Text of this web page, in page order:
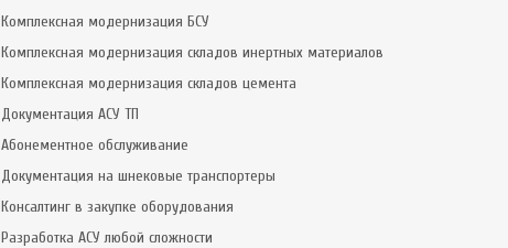
Комплексная модернизация БСУ
Комплексная модернизация складов инертных материалов
Комплексная модернизация складов цемента
Документация АСУ ТП
Абонементное обслуживание
Документация на шнековые транспортеры
Консалтинг в закупке оборудования
Разработка АСУ любой сложности